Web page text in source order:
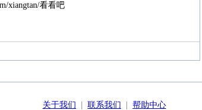
xiangtan/看看吧
关于我们 联系我们 帮助中心